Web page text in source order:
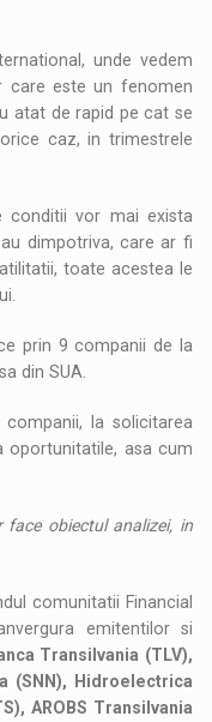
unde vedem
care este un fenomen
atat de rapid pe cat se
caz, in trimestrele
conditii vor mai exista
dimpotriva, care ar fi
toate acestea le
prin 9 companii de la
din SUA.
la solicitarea
oportunitatile, asa cum
obiectul analizei, in
comunitatii Financial
emitentilor si
Transilvania (TLV),
(SNN), Hidroelectrica
AROBS Transilvania